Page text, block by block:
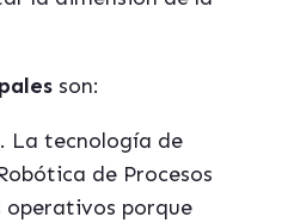
son:
. La tecnología de
de Procesos
operativos porque